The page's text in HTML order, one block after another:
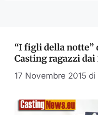
“I figli della notte”
Casting ragazzi dai
17 Novembre 2015 di